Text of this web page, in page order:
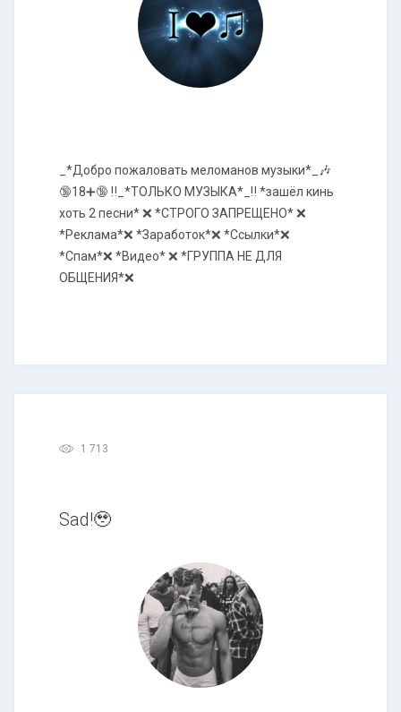
_*Добро пожаловать меломанов музыки*_🎶
🔞18➕🔞 ‼️_*ТОЛЬКО МУЗЫКА*_‼️ *зашёл кинь
хоть 2 песни* ❌ *СТРОГО ЗАПРЕЩЕНО* ❌
*Реклама*❌ *Заработок*❌ *Ссылки*❌
*Спам*❌ *Видео* ❌ *ГРУППА НЕ ДЛЯ
ОБЩЕНИЯ*❌
1 713
Sad!🥹